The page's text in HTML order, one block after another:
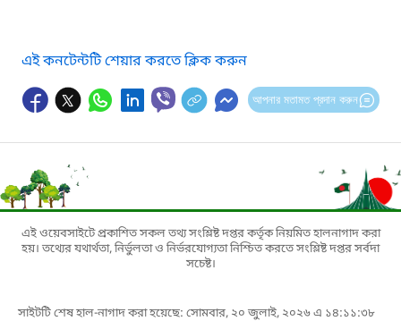
এই কনটেন্টটি শেয়ার করতে ক্লিক করুন
আপনার মতামত প্রদান করুন
এই ওয়েবসাইটে প্রকাশিত সকল তথ্য সংশ্লিষ্ট দপ্তর কর্তৃক নিয়মিত হালনাগাদ করা
হয়। তথ্যের যথার্থতা, নির্ভুলতা ও নির্ভরযোগ্যতা নিশ্চিত করতে সংশ্লিষ্ট দপ্তর সর্বদা
সচেষ্ট।
সাইটটি শেষ হাল-নাগাদ করা হয়েছে: সোমবার, ২০ জুলাই, ২০২৬ এ ১৪:১১:৩৮